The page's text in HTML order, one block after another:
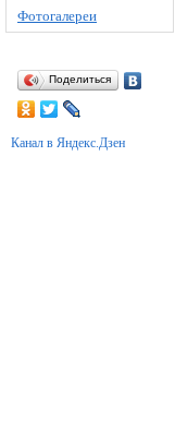
Фотогалереи
Поделиться
Канал в Яндекс.Дзен